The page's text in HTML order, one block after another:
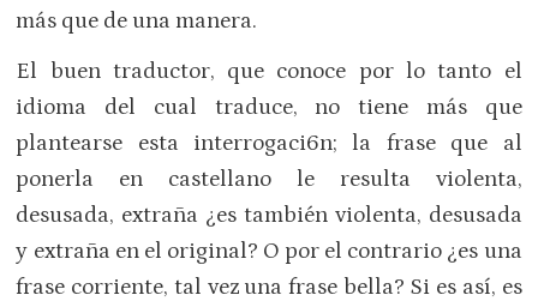
más que de una manera.
El buen traductor, que conoce por lo tanto el
idioma del cual traduce, no tiene más que
plantearse esta interrogaci6n; la frase que al
ponerla en castellano le resulta violenta,
desusada, extraña ¿es también violenta, desusada
y extraña en el original? O por el contrario ¿es una
frase corriente, tal vez una frase bella? Si es así, es